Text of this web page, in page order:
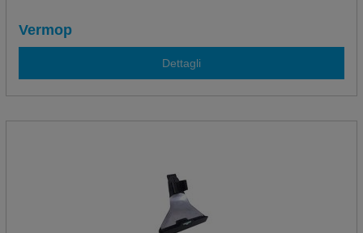
Vermop
Dettagli